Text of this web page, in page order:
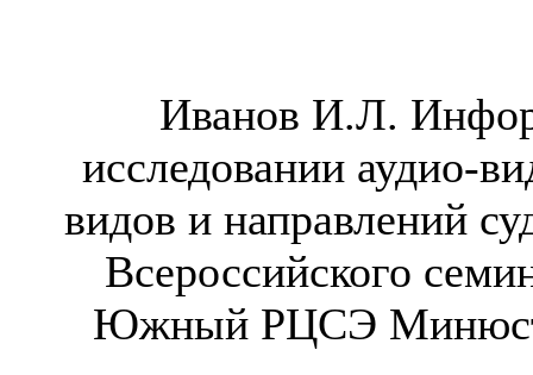
Иванов И.Л.
исследовании аудио-
видов и направлений
Всероссийского
Южный РЦСЭ